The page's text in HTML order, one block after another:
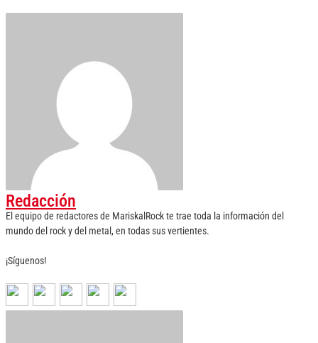
Redacción
El equipo de redactores de MariskalRock te trae toda la información del
mundo del rock y del metal, en todas sus vertientes.
¡Síguenos!